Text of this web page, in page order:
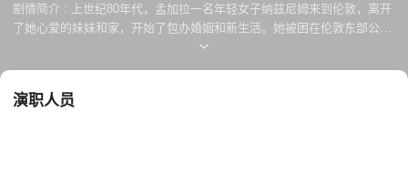
剧情简介 :
上世纪80年代，孟加拉一名年轻女子纳兹尼姆来到伦敦，离开
了她心爱的妹妹和家，开始了包办婚姻和新生活。她被困在伦敦东部公寓
的四面墙内，与中年的Chanu没有爱情，她担心自己的灵魂正在悄然死
演职人员